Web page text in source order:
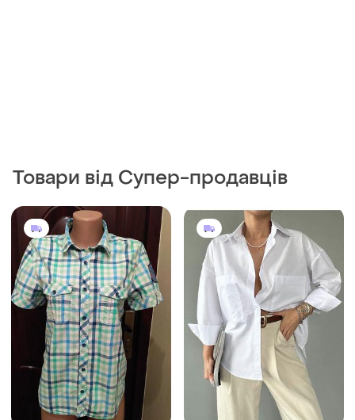
200 грн 0
H&m летняя рубашка в
клетку с вышивкой на
1190 грн
Сорочка біла оверсайз
бавовна